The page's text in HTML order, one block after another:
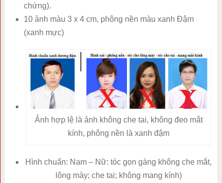
chứng).
10 ảnh màu 3 x 4 cm, phông nền màu xanh Đậm
(xanh mực)
Ảnh hợp lệ là ảnh không che tai, không đeo mắt
kính, phông nền là xanh đậm
Hình chuẩn: Nam – Nữ: tóc gọn gàng không che mắt,
lông mày; che tai; không mang kính)